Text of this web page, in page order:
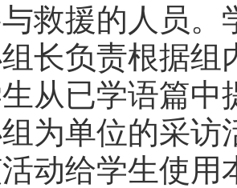
救援的人员
长负责根据组
从已学语篇
为单位的采访
动给学生使